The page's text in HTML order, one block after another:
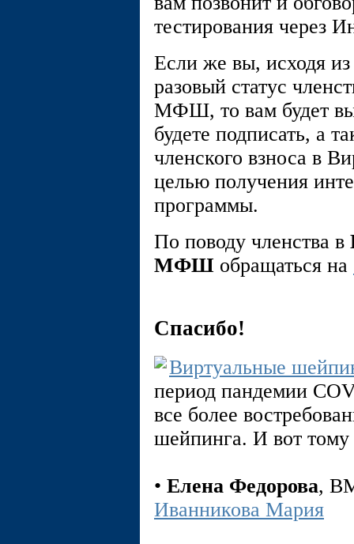
тестирования через
Если же вы, исходя
разовый статус
МФШ, то вам будет
будете подписать, а
членского взноса в
целью получения
программы.
По поводу членства в
МФШ обращаться на
Спасибо!
Виртуальные
период пандемии
все более
шейпинга. И вот тому
• Елена Федорова,
Иванникова Мария